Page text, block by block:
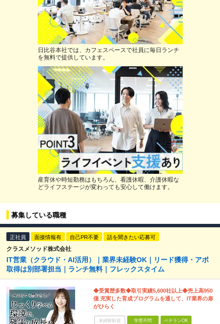
日比谷本社では、カフェスペースで社員に毎日ランチ
を無料で提供しています。
産育休や時短勤務はもちろん、看護休暇、介護休暇な
どライフステージが変わっても安心して働けます。
募集している職種
正社員 面接情報有 自己PR不要 話を聞きたい応募可
クラスメソッド株式会社
IT営業（クラウド・AI活用）｜業界未経験OK｜リード獲得・アポ
取得は別部署担当｜ランチ無料｜フレックスタイム
◆受賞歴多数◆取引実績5,600社以上◆売上高950
億 充実した育成プログラムを通して、IT業界の扉
がひらく
未経験歓迎 学歴不問 ベテランOK